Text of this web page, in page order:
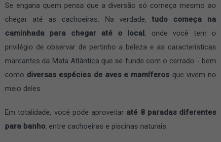
Se engana quem pensa que a diversão só começa mesmo ao
chegar até as cachoeiras. Na verdade, tudo começa na
caminhada para chegar até o local, onde você tem o
privilégio de observar de pertinho a beleza e as características
marcantes da Mata Atlântica que se funde com o cerrado - bem
como diversas espécies de aves e mamíferos que vivem no
meio deles.
Em totalidade, você pode aproveitar até 8 paradas diferentes
para banho, entre cachoeiras e piscinas naturais.